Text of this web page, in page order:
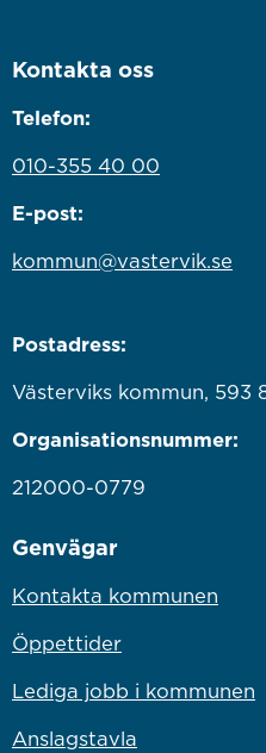
Kontakta oss
Telefon:
010-355 40 00
E-post:
kommun@vastervik.se
Postadress:
Västerviks kommun, 593
Organisationsnummer:
212000-0779
Genvägar
Kontakta kommunen
Öppettider
Lediga jobb i kommunen
Anslagstavla